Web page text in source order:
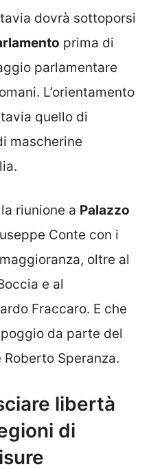
dovrà sottoporsi
prima di
parlamentare
L’orientamento
quello di
mascherine
riunione a Palazzo
Conte con i
oltre al
e al
Fraccaro. E che
da parte del
Speranza.
libertà
di